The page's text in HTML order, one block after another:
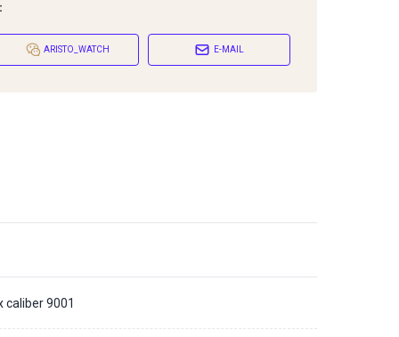
ARISTO_WATCH E-MAIL
caliber 9001